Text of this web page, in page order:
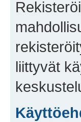
liittyvät